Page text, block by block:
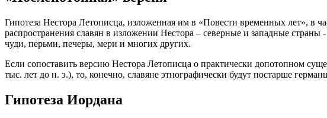
Гипотеза Нестора Летописца, изложенная им в «Повести временных лет», в
распространения славян в изложении Нестора – северные и западные страны
чуди, перьми, печеры, мери и многих других.
Если сопоставить версию Нестора Летописца о практически допотопном
тыс. лет до н. э.), то, конечно, славяне этнографически будут постарше
Гипотеза Иордана